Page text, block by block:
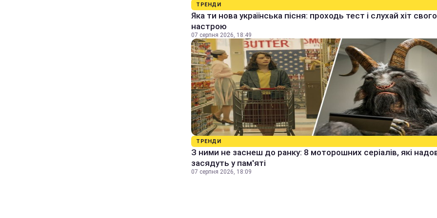
ТРЕНДИ
Яка ти нова українська пісня: проходь тест і слухай хіт свого
настрою
07 серпня 2026, 18:49
ТРЕНДИ
З ними не заснеш до ранку: 8 моторошних серіалів, які
засядуть у пам'яті
07 серпня 2026, 18:09